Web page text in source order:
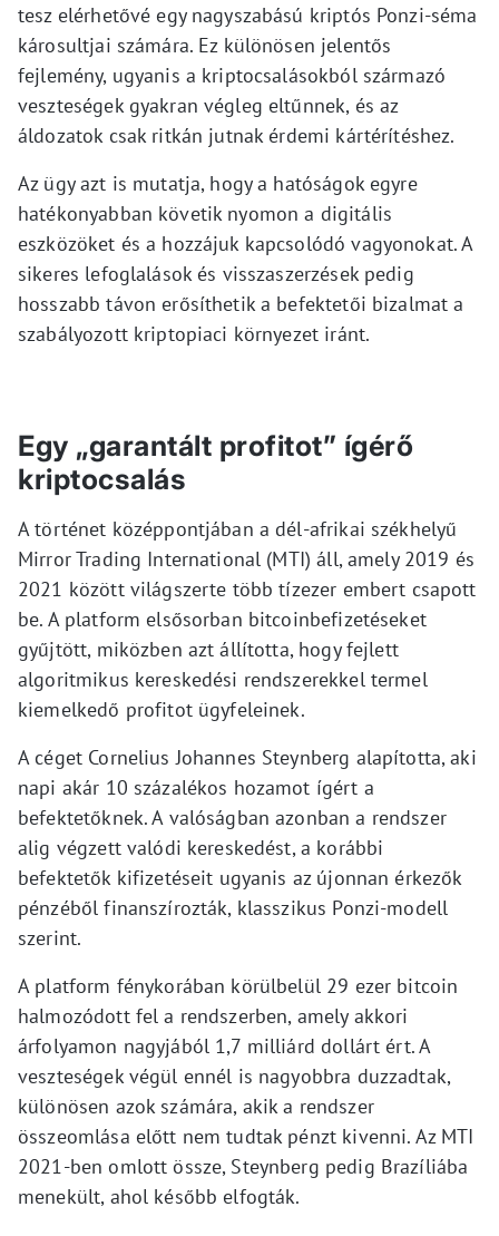
tesz elérhetővé egy nagyszabású kriptós Ponzi-séma
károsultjai számára. Ez különösen jelentős
fejlemény, ugyanis a kriptocsalásokból származó
veszteségek gyakran végleg eltűnnek, és az
áldozatok csak ritkán jutnak érdemi kártérítéshez.
Az ügy azt is mutatja, hogy a hatóságok egyre
hatékonyabban követik nyomon a digitális
eszközöket és a hozzájuk kapcsolódó vagyonokat. A
sikeres lefoglalások és visszaszerzések pedig
hosszabb távon erősíthetik a befektetői bizalmat a
szabályozott kriptopiaci környezet iránt.
Egy „garantált profitot” ígérő
kriptocsalás
A történet középpontjában a dél-afrikai székhelyű
Mirror Trading International (MTI) áll, amely 2019 és
2021 között világszerte több tízezer embert csapott
be. A platform elsősorban bitcoinbefizetéseket
gyűjtött, miközben azt állította, hogy fejlett
algoritmikus kereskedési rendszerekkel termel
kiemelkedő profitot ügyfeleinek.
A céget Cornelius Johannes Steynberg alapította, aki
napi akár 10 százalékos hozamot ígért a
befektetőknek. A valóságban azonban a rendszer
alig végzett valódi kereskedést, a korábbi
befektetők kifizetéseit ugyanis az újonnan érkezők
pénzéből finanszírozták, klasszikus Ponzi-modell
szerint.
A platform fénykorában körülbelül 29 ezer bitcoin
halmozódott fel a rendszerben, amely akkori
árfolyamon nagyjából 1,7 milliárd dollárt ért. A
veszteségek végül ennél is nagyobbra duzzadtak,
különösen azok számára, akik a rendszer
összeomlása előtt nem tudtak pénzt kivenni. Az MTI
2021-ben omlott össze, Steynberg pedig Brazíliába
menekült, ahol később elfogták.